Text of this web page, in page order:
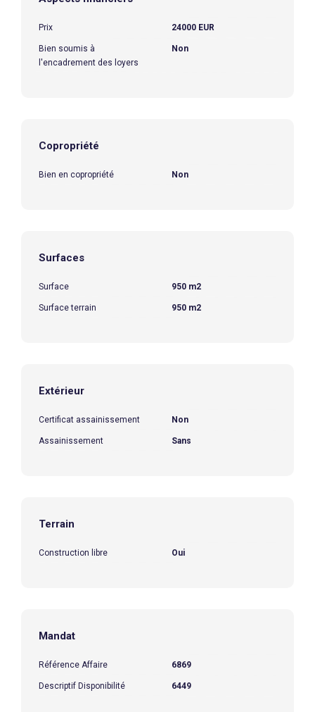
Prix 24000 EUR
Bien soumis à
l'encadrement des loyers
Non
Copropriété
Bien en copropriété Non
Surfaces
Surface 950 m2
Surface terrain 950 m2
Extérieur
Certificat assainissement Non
Assainissement Sans
Terrain
Construction libre Oui
Mandat
Référence Affaire 6869
Descriptif Disponibilité 6449